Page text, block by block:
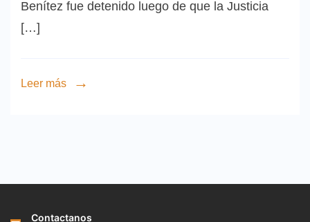
Benítez fue detenido luego de que la Justicia
[…]
Leer más
Contactanos